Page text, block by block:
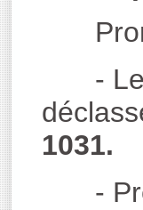
-
1031.
-